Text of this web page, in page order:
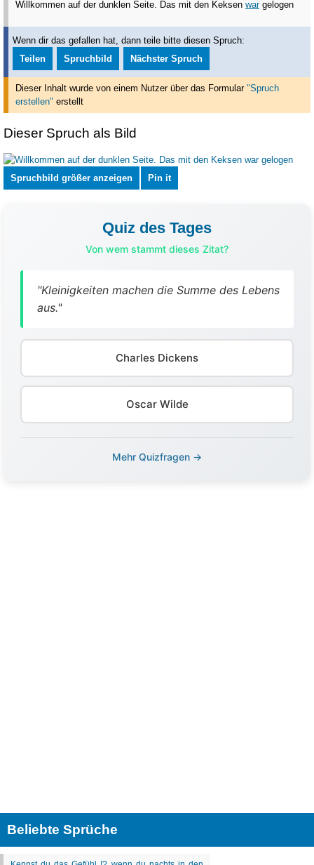
Willkommen auf der dunklen Seite. Das mit den Keksen wargelogen
Wenn dir das gefallen hat, dann teile bitte diesen Spruch:
Teilen
Spruchbild Nächster Spruch
Dieser Inhalt wurde von einem Nutzer über das Formular "Spruch
erstellen" erstellt
Dieser Spruch als Bild
Spruchbild größer anzeigen Pin it
Quiz des Tages
Von wem stammt dieses Zitat?
"Kleinigkeiten machen die Summe des Lebens
aus."
Charles Dickens
Oscar Wilde
Mehr Quizfragen →
Beliebte Sprüche